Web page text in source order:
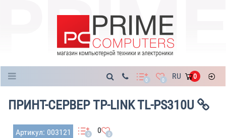
0 0 RU 0
ПРИНТ-СЕРВЕР TP-LINK TL-PS310U
Артикул: 003121 0 0 0